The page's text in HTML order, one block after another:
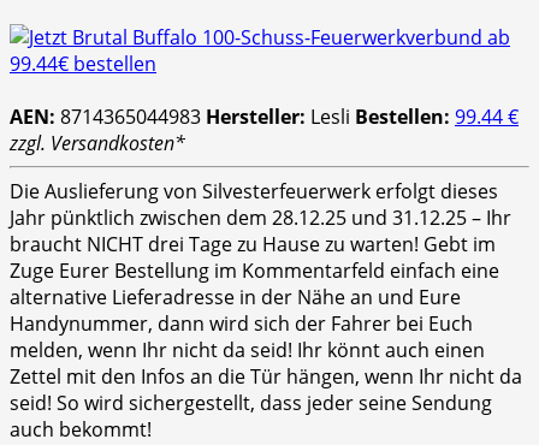
AEN: 8714365044983 Hersteller: Lesli Bestellen: 99.44 €
zzgl. Versandkosten*
Die Auslieferung von Silvesterfeuerwerk erfolgt dieses
Jahr pünktlich zwischen dem 28.12.25 und 31.12.25 – Ihr
braucht NICHT drei Tage zu Hause zu warten! Gebt im
Zuge Eurer Bestellung im Kommentarfeld einfach eine
alternative Lieferadresse in der Nähe an und Eure
Handynummer, dann wird sich der Fahrer bei Euch
melden, wenn Ihr nicht da seid! Ihr könnt auch einen
Zettel mit den Infos an die Tür hängen, wenn Ihr nicht da
seid! So wird sichergestellt, dass jeder seine Sendung
auch bekommt!